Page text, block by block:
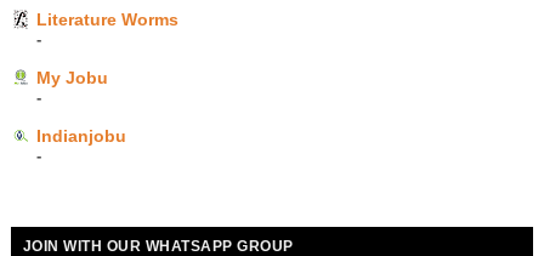
Literature Worms
-
My Jobu
-
Indianjobu
-
JOIN WITH OUR WHATSAPP GROUP